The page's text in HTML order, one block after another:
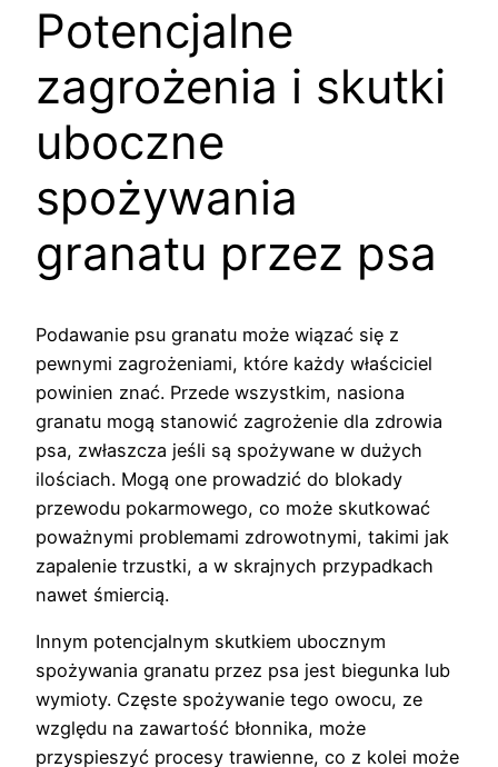
Potencjalne
zagrożenia i skutki
uboczne
spożywania
granatu przez psa
Podawanie psu granatu może wiązać się z
pewnymi zagrożeniami, które każdy właściciel
powinien znać. Przede wszystkim, nasiona
granatu mogą stanowić zagrożenie dla zdrowia
psa, zwłaszcza jeśli są spożywane w dużych
ilościach. Mogą one prowadzić do blokady
przewodu pokarmowego, co może skutkować
poważnymi problemami zdrowotnymi, takimi jak
zapalenie trzustki, a w skrajnych przypadkach
nawet śmiercią.
Innym potencjalnym skutkiem ubocznym
spożywania granatu przez psa jest biegunka lub
wymioty. Częste spożywanie tego owocu, ze
względu na zawartość błonnika, może
przyspieszyć procesy trawienne, co z kolei może